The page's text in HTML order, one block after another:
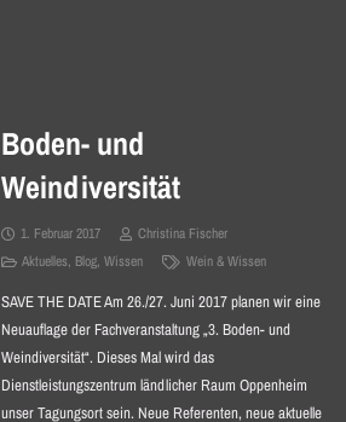
Boden- und
Weindiversität
1. Februar 2017
Christina Fischer
Aktuelles, Blog,Wissen Wein & Wissen
SAVE THE DATE Am 26./27. Juni 2017 planen wir eine
Neuauflage der Fachveranstaltung „3. Boden- und
Weindiversität“. Dieses Mal wird das
Dienstleistungszentrum ländlicher Raum Oppenheim
unser Tagungsort sein. Neue Referenten, neue aktuelle